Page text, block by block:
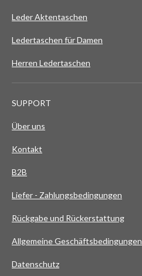
Leder Aktentaschen
Ledertaschen für Damen
Herren Ledertaschen
SUPPORT
Über uns
Kontakt
B2B
Liefer - Zahlungsbedingungen
Rückgabe und Rückerstattung
Allgemeine Geschäftsbedingungen
Datenschutz